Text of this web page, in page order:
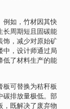
例如，竹材因其快
长周期短且固碳能
饰，减少对原始矿
中，设计师通过局
低了材料生产的能
板可替换为秸秆板
碳排放量极低。部
，既解决了废弃物